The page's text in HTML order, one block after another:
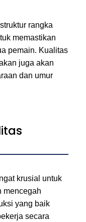
rangka
memastikan
pemain. Kualitas
juga akan
dan umur
krusial untuk
mencegah
yang baik
secara